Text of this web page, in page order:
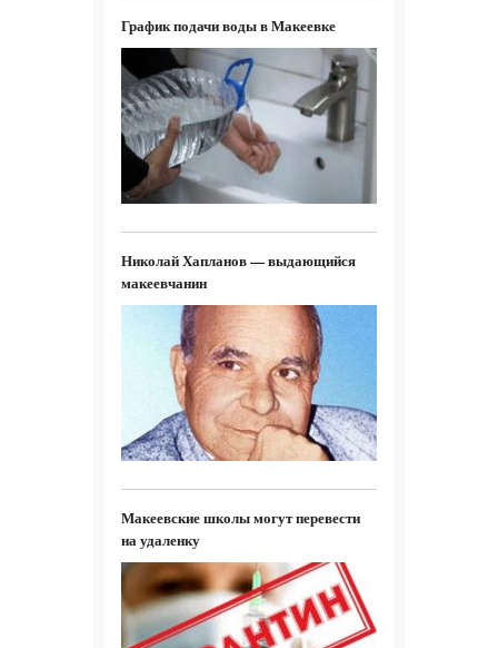
График подачи воды в Макеевке
Николай Хапланов — выдающийся
макеевчанин
Макеевские школы могут перевести
на удаленку